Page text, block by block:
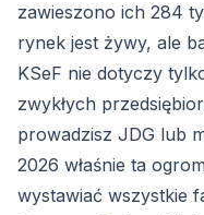
zawieszono ich 284
rynek jest żywy, ale
KSeF nie dotyczy
zwykłych
prowadzisz JDG lub
2026 właśnie ta
wystawiać wszystkie